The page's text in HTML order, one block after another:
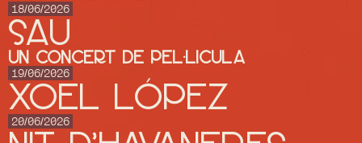
18/06/2026
SAU
UN CONCERT DE PEL·LICULA
19/06/2026
XOEL LÓPEZ
20/06/2026